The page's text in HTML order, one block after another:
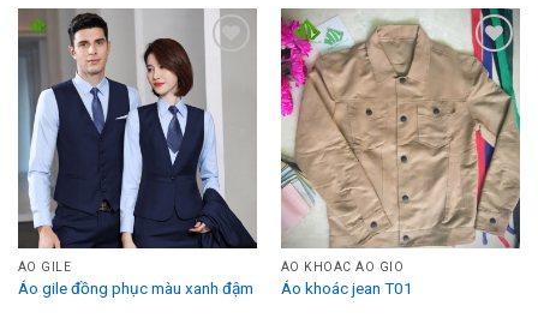
Add to
Wishlist
ÁO GILE
Áo gile đồng phục màu xanh đậm
Add to
Wishlist
ÁO KHOÁC ÁO GIÓ
Áo khoác jean T01